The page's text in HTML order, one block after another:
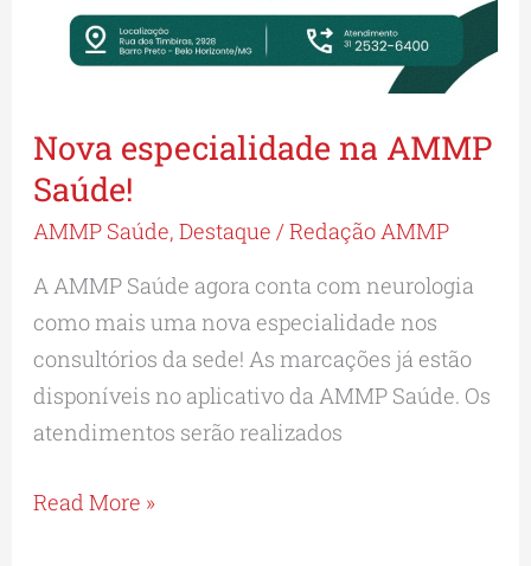
Nova especialidade na AMMP
Saúde!
AMMP Saúde,Destaque /Redação AMMP
A AMMP Saúde agora conta com neurologia
como mais uma nova especialidade nos
consultórios da sede! As marcações já estão
disponíveis no aplicativo da AMMP Saúde. Os
atendimentos serão realizados
Read More »